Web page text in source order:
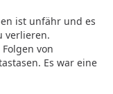
ist unfähr und es
verlieren.
von
Es war eine